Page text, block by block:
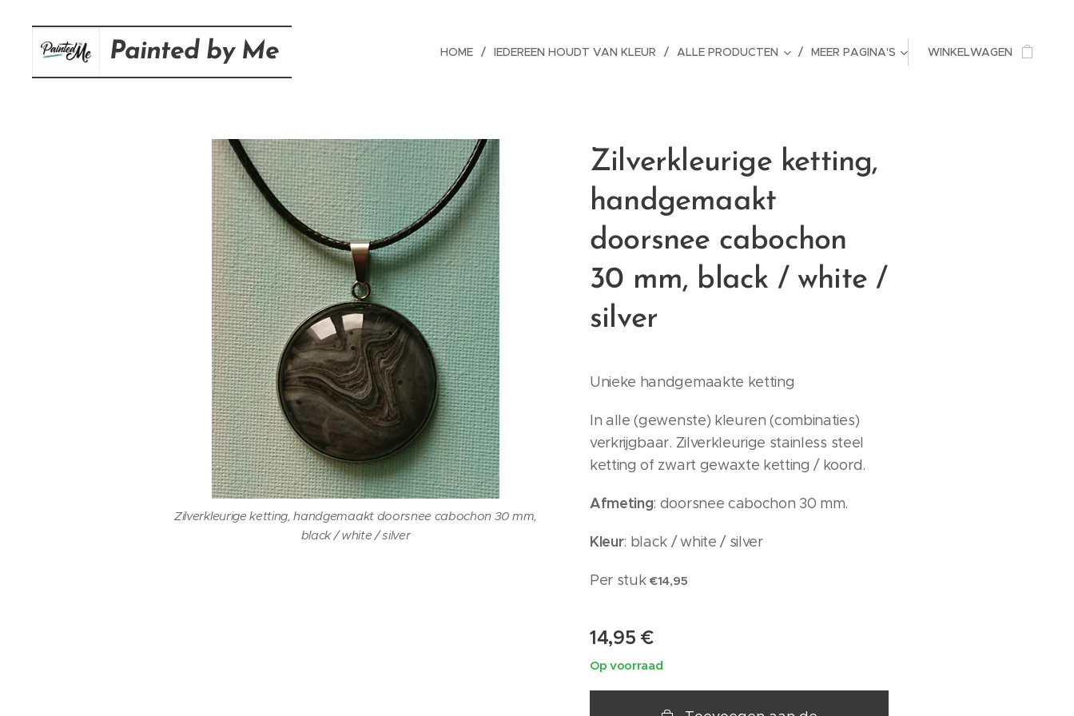
Painted byMe HOME IEDEREEN HOUDT VAN KLEUR ALLE PRODUCTEN MEER PAGINA'S WINKELWAGEN
Zilverkleurige ketting,
handgemaakt
doorsnee cabochon
30 mm, black / white /
silver
Zilverkleurige ketting, handgemaakt doorsnee cabochon 30 mm,
black / white / silver
Unieke handgemaakte ketting
In alle (gewenste) kleuren (combinaties)
verkrijgbaar. Zilverkleurige stainless steel
ketting of zwart gewaxte ketting / koord.
Afmeting: doorsnee cabochon 30 mm.
Kleur: black / white / silver
Per stuk€14,95
14,95 €
Op voorraad